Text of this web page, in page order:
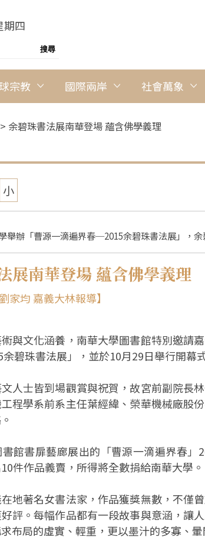
期四
宗教 國際兩岸 社會萬象
> 余碧珠書法展南華登場 蘊含佛學義理
小
舉辦「曹源一滴遍界春─2015余碧珠書法展」，
展南華登場 蘊含佛學義理
家均 嘉義大林報導】
與文化涵養，南華大學圖書館特別邀請
碧珠書法展」，並於10月29日舉行開幕
人士皆到場觀賞與祝賀，故宮前副院長
程學系前系主任葉經緯、榮華機械廠股
館書扉藝廊展出的「曹源一滴遍界春
件作品義賣，所得將全數捐給南華大學。
地著名女書法家，作品獲獎無數，不僅
評。每幅作品都有一段故事與意涵，讓
布局的虛實、輕重，更以墨汁的多寡、